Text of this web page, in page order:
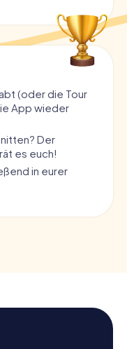
(oder die Tour
App wieder
Der
es euch!
in eurer